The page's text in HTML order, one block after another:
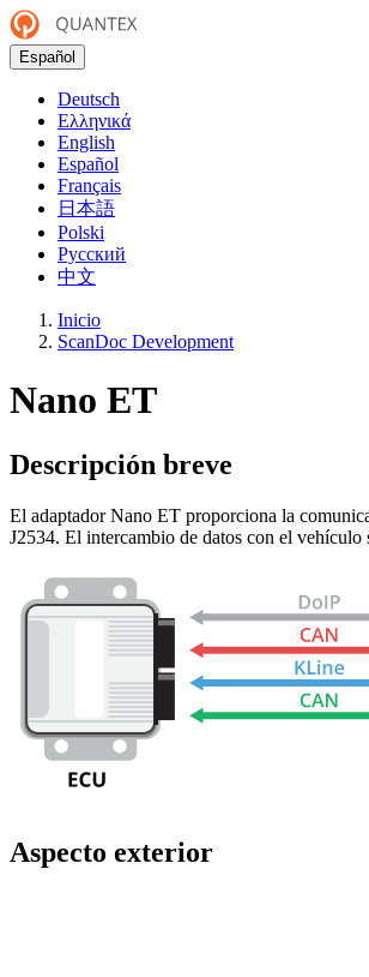
Español
Deutsch
Ελληνικά
English
Español
Français
日本語
Polski
Русский
中文
Inicio
ScanDoc Development
Nano ET
Descripción breve
El adaptador Nano ET proporciona la
J2534. El intercambio de datos con el
Aspecto exterior